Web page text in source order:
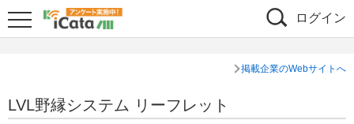
ログイン
掲載企業のWebサイトへ
LVL野縁システム リーフレット